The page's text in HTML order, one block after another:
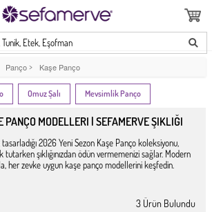
Etek, Eşofman
Panço > Kaşe Panço
Omuz Şalı Mevsimlik Panço
PANÇO MODELLERI | SEFAMERVE ŞIKLIĞI
2026 Yeni Sezon Kaşe Panço koleksiyonu,
tutarken şıklığınızdan ödün vermemenizi sağlar. Modern
her zevke uygun kaşe panço modellerini keşfedin.
3 Ürün Bulundu